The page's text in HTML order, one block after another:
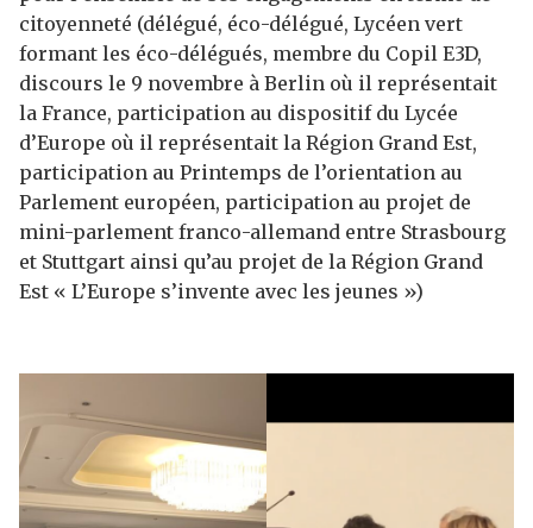
citoyenneté (délégué, éco-délégué, Lycéen vert
formant les éco-délégués, membre du Copil E3D,
discours le 9 novembre à Berlin où il représentait
la France, participation au dispositif du Lycée
d’Europe où il représentait la Région Grand Est,
participation au Printemps de l’orientation au
Parlement européen, participation au projet de
mini-parlement franco-allemand entre Strasbourg
et Stuttgart ainsi qu’au projet de la Région Grand
Est « L’Europe s’invente avec les jeunes »)